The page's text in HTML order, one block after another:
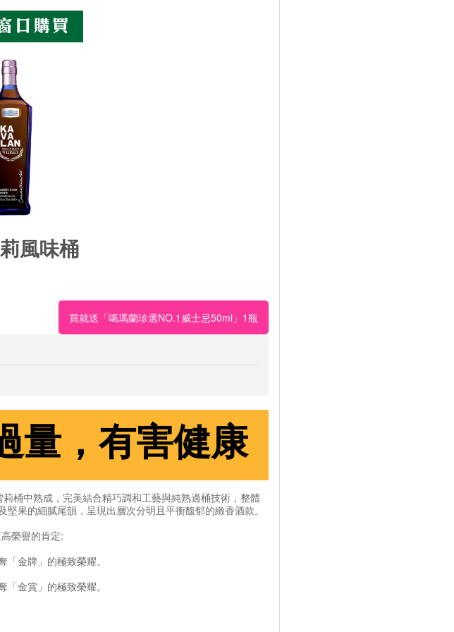
風味桶
買就送「噶瑪蘭珍選NO.1威士忌50ml」1瓶
量，有害健康
桶中熟成，完美結合精巧調和工藝與純熟過桶技術，整體
果的細膩尾韻，呈現出層次分明且平衡馥郁的緻香酒款。
榮譽的肯定:
金牌」的極致榮耀。
金賞」的極致榮耀。